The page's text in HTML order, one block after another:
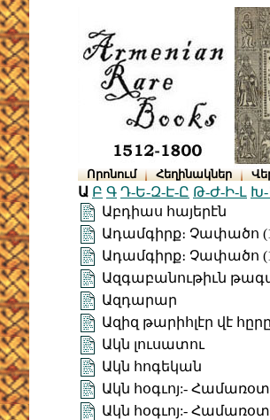
Որոնում Հեղինակներ
Ա Բ Գ Դ-Ե-Զ-Է-Ը Թ-Ժ-Ի-Լ
Աբդիաս հայերէն
Ադամգիրք։ Չափածո
Ադամգիրք։ Չափածո
Ազգաբանութիւն
Ազդարար
Ազիզ թարիհլէր վէ
Ակն լուսատու
Ակն հոգեկան
Ակն հօգւոյ:-
Ակն հօգւոյ:-